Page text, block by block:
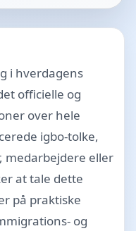
i hverdagens
officielle og
over hele
igbo-tolke,
medarbejdere eller
at tale dette
på praktiske
og